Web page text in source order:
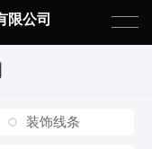
限公司
装饰线条